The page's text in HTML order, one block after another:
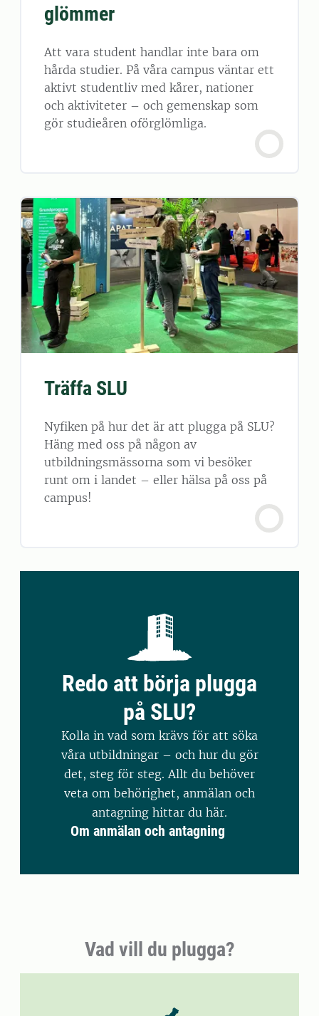
glömmer
Att vara student handlar inte bara om
hårda studier. På våra campus väntar ett
aktivt studentliv med kårer, nationer
och aktiviteter – och gemenskap som
gör studieåren oförglömliga.
Träffa SLU
Nyfiken på hur det är att plugga på SLU?
Häng med oss på någon av
utbildningsmässorna som vi besöker
runt om i landet – eller hälsa på oss på
campus!
Redo att börja plugga
på SLU?
Kolla in vad som krävs för att söka
våra utbildningar – och hur du gör
det, steg för steg. Allt du behöver
veta om behörighet, anmälan och
antagning hittar du här.
Om anmälan och antagning
Vad vill du plugga?